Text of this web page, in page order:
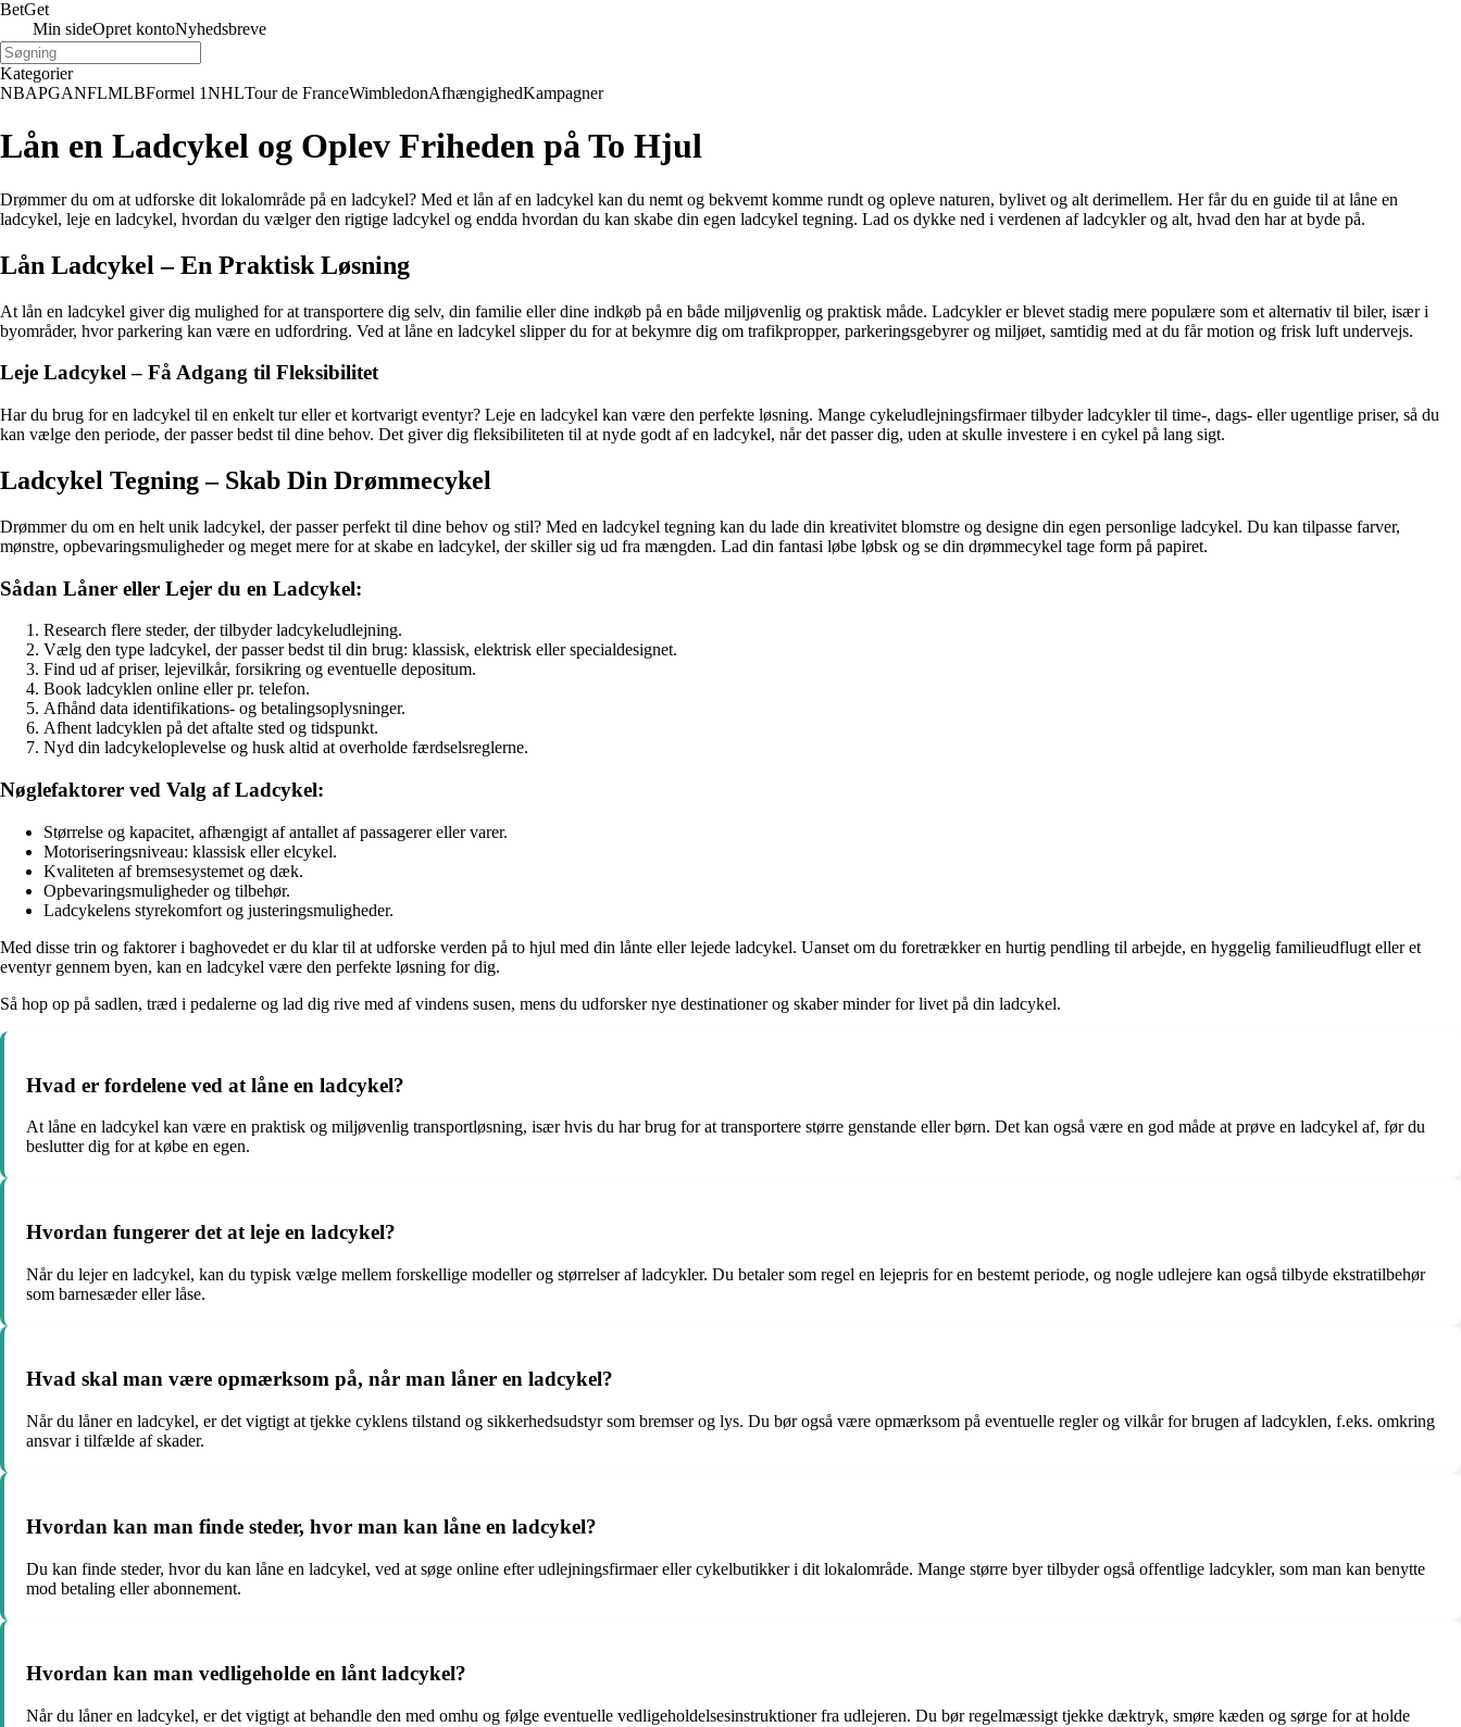
BetGet
Min sideOpret kontoNyhedsbreve
Kategorier
NBAPGANFLMLBFormel 1NHLTour de FranceWimbledonAfhængighedKampagner
Lån en Ladcykel og Oplev Friheden på To Hjul
Drømmer du om at udforske dit lokalområde på en ladcykel? Med et lån af en ladcykel kan du nemt og bekvemt komme rundt og opleve naturen, bylivet og alt derimellem. Her får du en guide til at låne en
ladcykel, leje en ladcykel, hvordan du vælger den rigtige ladcykel og endda hvordan du kan skabe din egen ladcykel tegning. Lad os dykke ned i verdenen af ladcykler og alt, hvad den har at byde på.
Lån Ladcykel – En Praktisk Løsning
At lån en ladcykel giver dig mulighed for at transportere dig selv, din familie eller dine indkøb på en både miljøvenlig og praktisk måde. Ladcykler er blevet stadig mere populære som et alternativ til biler, især i
byområder, hvor parkering kan være en udfordring. Ved at låne en ladcykel slipper du for at bekymre dig om trafikpropper, parkeringsgebyrer og miljøet, samtidig med at du får motion og frisk luft undervejs.
Leje Ladcykel – Få Adgang til Fleksibilitet
Har du brug for en ladcykel til en enkelt tur eller et kortvarigt eventyr? Leje en ladcykel kan være den perfekte løsning. Mange cykeludlejningsfirmaer tilbyder ladcykler til time-, dags- eller ugentlige priser, så du
kan vælge den periode, der passer bedst til dine behov. Det giver dig fleksibiliteten til at nyde godt af en ladcykel, når det passer dig, uden at skulle investere i en cykel på lang sigt.
Ladcykel Tegning – Skab Din Drømmecykel
Drømmer du om en helt unik ladcykel, der passer perfekt til dine behov og stil? Med en ladcykel tegning kan du lade din kreativitet blomstre og designe din egen personlige ladcykel. Du kan tilpasse farver,
mønstre, opbevaringsmuligheder og meget mere for at skabe en ladcykel, der skiller sig ud fra mængden. Lad din fantasi løbe løbsk og se din drømmecykel tage form på papiret.
Sådan Låner eller Lejer du en Ladcykel:
Research flere steder, der tilbyder ladcykeludlejning.
Vælg den type ladcykel, der passer bedst til din brug: klassisk, elektrisk eller specialdesignet.
Find ud af priser, lejevilkår, forsikring og eventuelle depositum.
Book ladcyklen online eller pr. telefon.
Afhånd data identifikations- og betalingsoplysninger.
Afhent ladcyklen på det aftalte sted og tidspunkt.
Nyd din ladcykeloplevelse og husk altid at overholde færdselsreglerne.
Nøglefaktorer ved Valg af Ladcykel:
Størrelse og kapacitet, afhængigt af antallet af passagerer eller varer.
Motoriseringsniveau: klassisk eller elcykel.
Kvaliteten af bremsesystemet og dæk.
Opbevaringsmuligheder og tilbehør.
Ladcykelens styrekomfort og justeringsmuligheder.
Med disse trin og faktorer i baghovedet er du klar til at udforske verden på to hjul med din lånte eller lejede ladcykel. Uanset om du foretrækker en hurtig pendling til arbejde, en hyggelig familieudflugt eller et
eventyr gennem byen, kan en ladcykel være den perfekte løsning for dig.
Så hop op på sadlen, træd i pedalerne og lad dig rive med af vindens susen, mens du udforsker nye destinationer og skaber minder for livet på din ladcykel.
Hvad er fordelene ved at låne en ladcykel?
At låne en ladcykel kan være en praktisk og miljøvenlig transportløsning, især hvis du har brug for at transportere større genstande eller børn. Det kan også være en god måde at prøve en ladcykel af, før du
beslutter dig for at købe en egen.
Hvordan fungerer det at leje en ladcykel?
Når du lejer en ladcykel, kan du typisk vælge mellem forskellige modeller og størrelser af ladcykler. Du betaler som regel en lejepris for en bestemt periode, og nogle udlejere kan også tilbyde ekstratilbehør
som barnesæder eller låse.
Hvad skal man være opmærksom på, når man låner en ladcykel?
Når du låner en ladcykel, er det vigtigt at tjekke cyklens tilstand og sikkerhedsudstyr som bremser og lys. Du bør også være opmærksom på eventuelle regler og vilkår for brugen af ladcyklen, f.eks. omkring
ansvar i tilfælde af skader.
Hvordan kan man finde steder, hvor man kan låne en ladcykel?
Du kan finde steder, hvor du kan låne en ladcykel, ved at søge online efter udlejningsfirmaer eller cykelbutikker i dit lokalområde. Mange større byer tilbyder også offentlige ladcykler, som man kan benytte
mod betaling eller abonnement.
Hvordan kan man vedligeholde en lånt ladcykel?
Når du låner en ladcykel, er det vigtigt at behandle den med omhu og følge eventuelle vedligeholdelsesinstruktioner fra udlejeren. Du bør regelmæssigt tjekke dæktryk, smøre kæden og sørge for at holde